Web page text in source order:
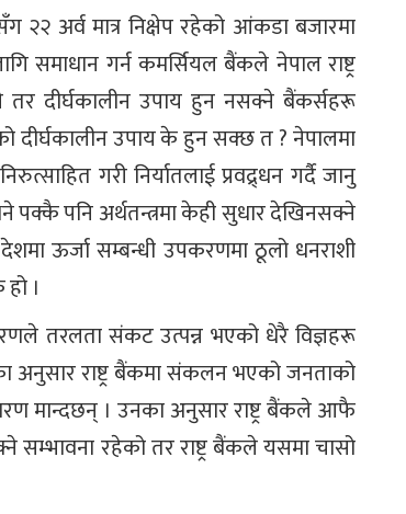
अर्व मात्र निक्षेप रहेको आंकडा बजारमा
गर्न कमर्सियल बैंकले नेपाल राष्ट्र
तर दीर्घकालीन उपाय हुन नसक्ने बैंकर्सहरू
उपाय के हुन सक्छ त ? नेपालमा
गरी निर्यातलाई प्रवद्र्धन गर्दै जानु
पक्कै पनि अर्थतन्त्रमा केही सुधार देखिनसक्ने
ऊर्जा सम्बन्धी उपकरणमा ठूलो धनराशी
।
तरलता संकट उत्पन्न भएको धेरै विज्ञहरू
अनुसार राष्ट्र बैंकमा संकलन भएको जनताको
मान्दछन् । उनका अनुसार राष्ट्र बैंकले आफै
रहेको तर राष्ट्र बैंकले यसमा चासो